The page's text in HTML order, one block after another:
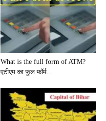
What is the full form of ATM?
एटीएम का फुल फॉर्म...